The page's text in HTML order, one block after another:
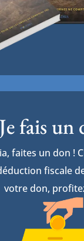
Je fais un
faites un don !
fiscale
votre don,